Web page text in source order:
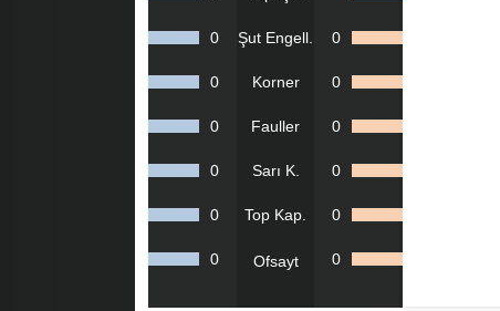
0 Şut Engell. 0
0 Korner 0
0 Fauller 0
0 Sarı K. 0
0 Top Kap. 0
0 Ofsayt 0